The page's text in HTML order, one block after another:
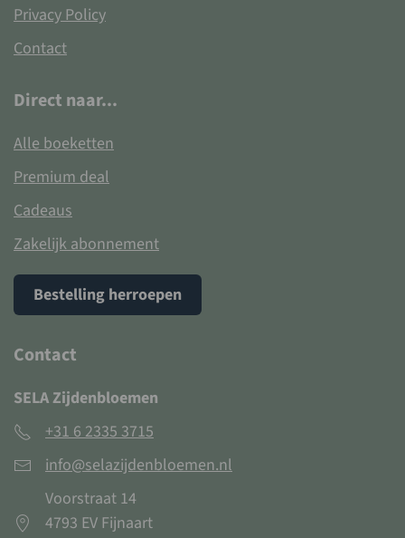
Privacy Policy
Contact
Direct naar...
Alle boeketten
Premium deal
Cadeaus
Zakelijk abonnement
Bestelling herroepen
Contact
SELA Zijdenbloemen
+31 6 2335 3715
info@selazijdenbloemen.nl
Voorstraat 14
4793 EV Fijnaart